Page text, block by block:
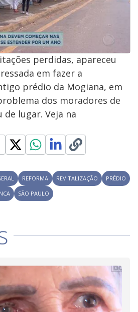
perdidas, apareceu
em fazer a
prédio da Mogiana, em
dos moradores de
de lugar. Veja na
REFORMA REVITALIZAÇÃO
PRÉDIO
SÃO PAULO